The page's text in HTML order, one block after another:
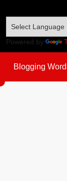
Powered by
Blogging